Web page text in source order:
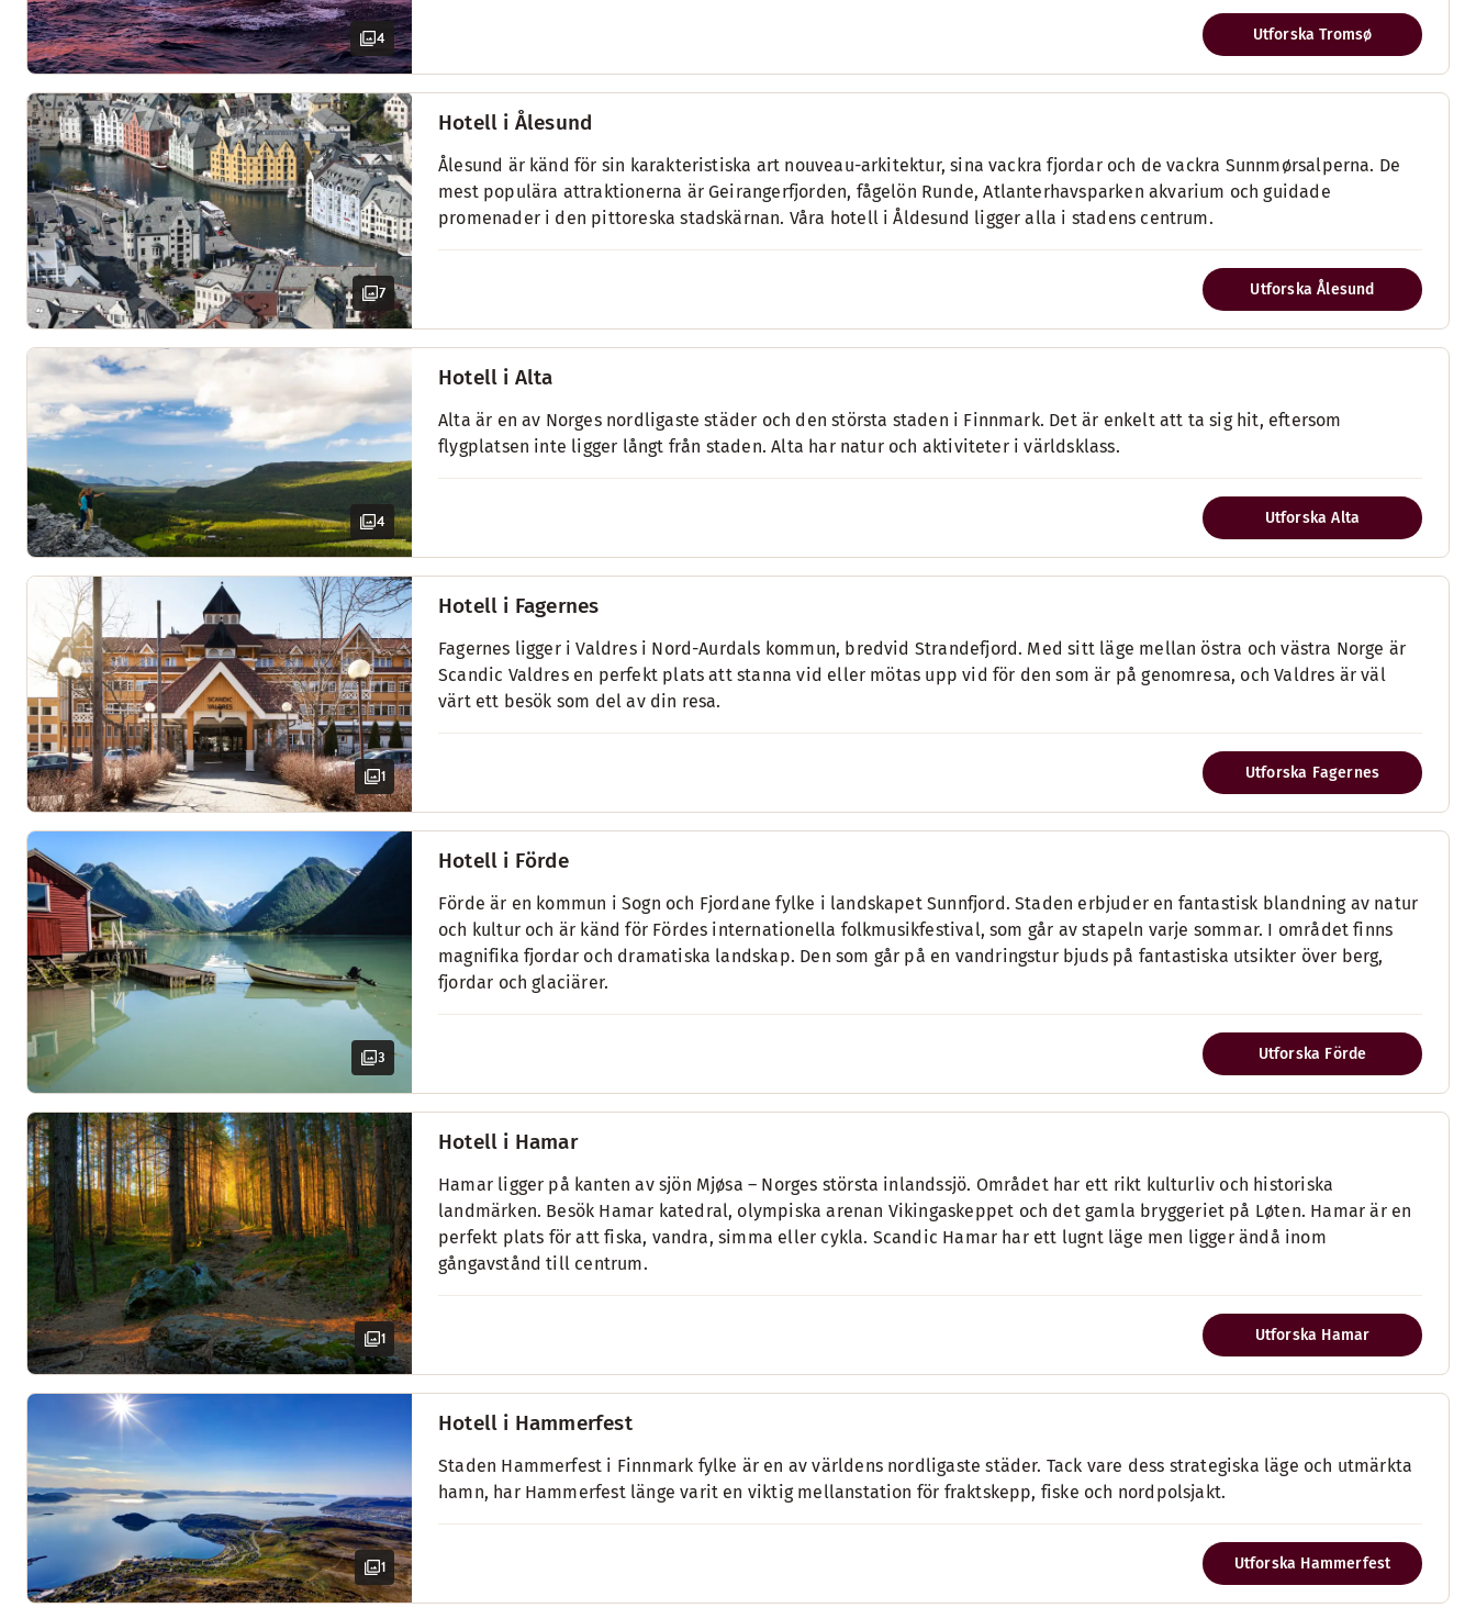
4 Utforska Tromsø
7
Hotell i Ålesund
Ålesund är känd för sin karakteristiska art nouveau-arkitektur, sina vackra fjordar och de vackra Sunnmørsalperna. De
mest populära attraktionerna är Geirangerfjorden, fågelön Runde, Atlanterhavsparken akvarium och guidade
promenader i den pittoreska stadskärnan. Våra hotell i Åldesund ligger alla i stadens centrum.
Utforska Ålesund
4
Hotell i Alta
Alta är en av Norges nordligaste städer och den största staden i Finnmark. Det är enkelt att ta sig hit, eftersom
flygplatsen inte ligger långt från staden. Alta har natur och aktiviteter i världsklass.
Utforska Alta
1
Hotell i Fagernes
Fagernes ligger i Valdres i Nord-Aurdals kommun, bredvid Strandefjord. Med sitt läge mellan östra och västra Norge är
Scandic Valdres en perfekt plats att stanna vid eller mötas upp vid för den som är på genomresa, och Valdres är väl
värt ett besök som del av din resa.
Utforska Fagernes
3
Hotell i Förde
Förde är en kommun i Sogn och Fjordane fylke i landskapet Sunnfjord. Staden erbjuder en fantastisk blandning av natur
och kultur och är känd för Fördes internationella folkmusikfestival, som går av stapeln varje sommar. I området finns
magnifika fjordar och dramatiska landskap. Den som går på en vandringstur bjuds på fantastiska utsikter över berg,
fjordar och glaciärer.
Utforska Förde
1
Hotell i Hamar
Hamar ligger på kanten av sjön Mjøsa – Norges största inlandssjö. Området har ett rikt kulturliv och historiska
landmärken. Besök Hamar katedral, olympiska arenan Vikingaskeppet och det gamla bryggeriet på Løten. Hamar är en
perfekt plats för att fiska, vandra, simma eller cykla. Scandic Hamar har ett lugnt läge men ligger ändå inom
gångavstånd till centrum.
Utforska Hamar
1
Hotell i Hammerfest
Staden Hammerfest i Finnmark fylke är en av världens nordligaste städer. Tack vare dess strategiska läge och utmärkta
hamn, har Hammerfest länge varit en viktig mellanstation för fraktskepp, fiske och nordpolsjakt.
Utforska Hammerfest